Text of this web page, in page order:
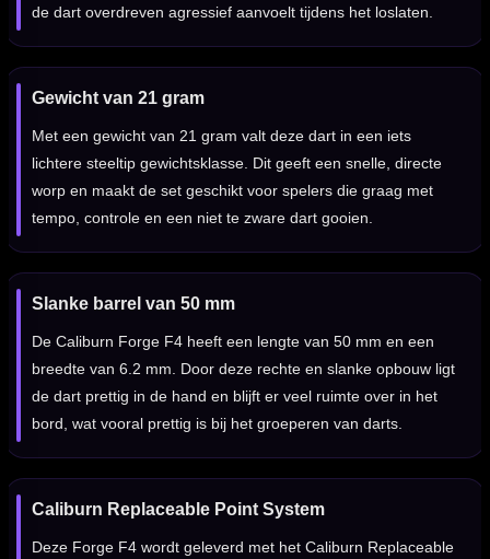
de dart overdreven agressief aanvoelt tijdens het loslaten.
Gewicht van 21 gram
Met een gewicht van 21 gram valt deze dart in een iets
lichtere steeltip gewichtsklasse. Dit geeft een snelle, directe
worp en maakt de set geschikt voor spelers die graag met
tempo, controle en een niet te zware dart gooien.
Slanke barrel van 50 mm
De Caliburn Forge F4 heeft een lengte van 50 mm en een
breedte van 6.2 mm. Door deze rechte en slanke opbouw ligt
de dart prettig in de hand en blijft er veel ruimte over in het
bord, wat vooral prettig is bij het groeperen van darts.
Caliburn Replaceable Point System
Deze Forge F4 wordt geleverd met het Caliburn Replaceable